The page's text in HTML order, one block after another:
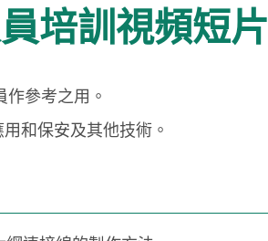
培訓視頻短片
參考之用。
和保安及其他技術。